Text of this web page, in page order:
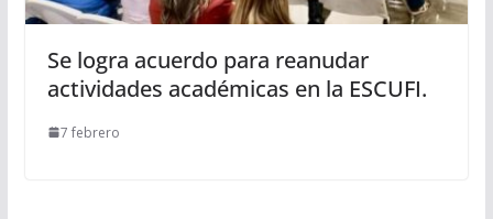
Se logra acuerdo para reanudar
actividades académicas en la ESCUFI.
7 febrero